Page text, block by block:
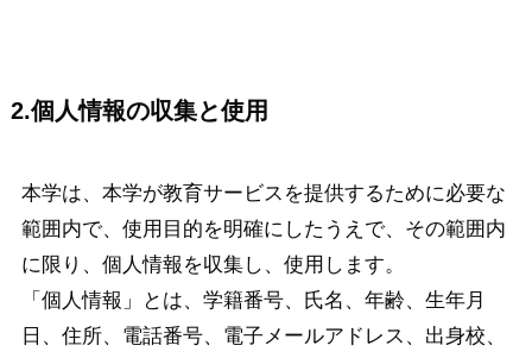
2.個人情報の収集と使用
本学は、本学が教育サービスを提供するために必要な
範囲内で、使用目的を明確にしたうえで、その範囲内
に限り、個人情報を収集し、使用します。
「個人情報」とは、学籍番号、氏名、年齢、生年月
日、住所、電話番号、電子メールアドレス、出身校、